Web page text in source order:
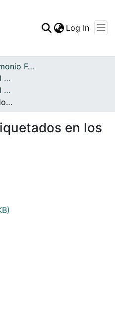
Log In
Archivo del Patrimonio Fotográfico y Fílmico del Valle del Cauca
Municipios del Valle del Cauca
Municipios del Valle del Cauca
Participantes etiquetados en los aeróbicos. Cali
en los